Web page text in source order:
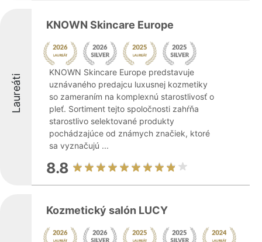
Laureáti
KNOWN Skincare Europe
KNOWN Skincare Europe predstavuje
uznávaného predajcu luxusnej kozmetiky
so zameraním na komplexnú starostlivosť o
pleť. Sortiment tejto spoločnosti zahŕňa
starostlivo selektované produkty
pochádzajúce od známych značiek, ktoré
sa vyznačujú ...
8.8
Kozmetický salón LUCY